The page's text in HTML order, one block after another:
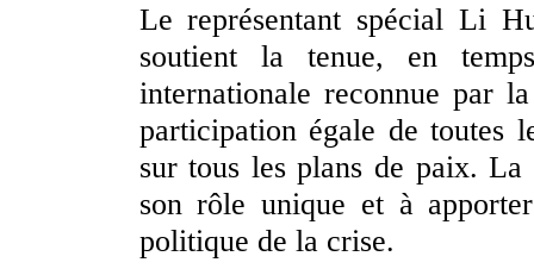
Le représentant spécial Li
soutient la tenue, en
internationale reconnue par
participation égale de toutes
sur tous les plans de paix.
son rôle unique et à
politique de la crise.